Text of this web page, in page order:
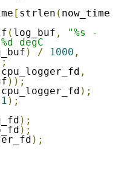
[ strlen ( now_time
( log_buf ,
"%s -
degC
) / 1000 ,
cpu_logger_fd ,
));
cpu_logger_fd );
1 );
);
);
);